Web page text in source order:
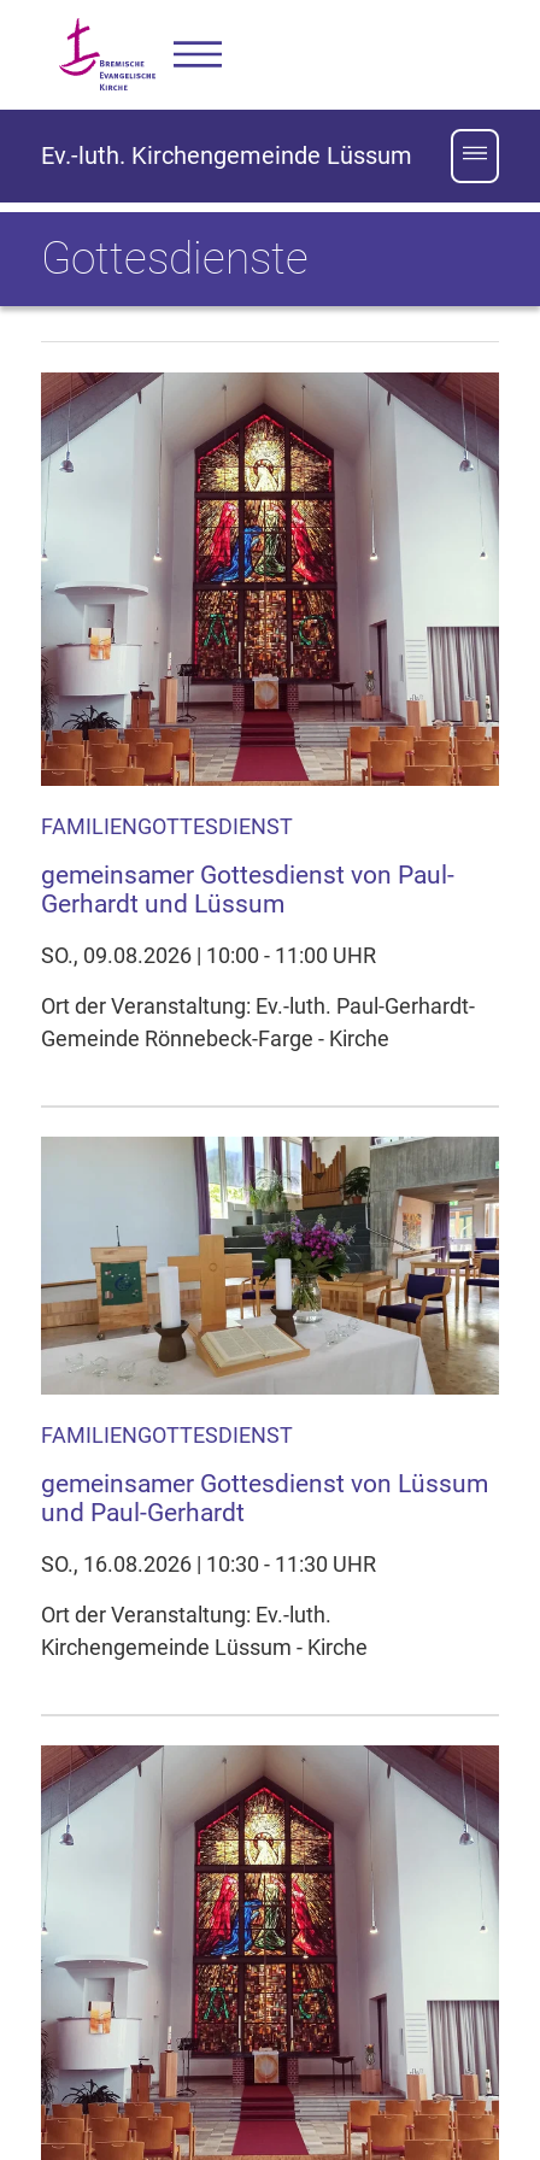
Ev.-luth. Kirchengemeinde Lüssum
Gottesdienste
FAMILIENGOTTESDIENST
gemeinsamer Gottesdienst von Paul-
Gerhardt und Lüssum
SO., 09.08.2026 | 10:00 - 11:00 UHR
Ort der Veranstaltung: Ev.-luth. Paul-Gerhardt-
Gemeinde Rönnebeck-Farge - Kirche
FAMILIENGOTTESDIENST
gemeinsamer Gottesdienst von Lüssum
und Paul-Gerhardt
SO., 16.08.2026 | 10:30 - 11:30 UHR
Ort der Veranstaltung: Ev.-luth.
Kirchengemeinde Lüssum - Kirche